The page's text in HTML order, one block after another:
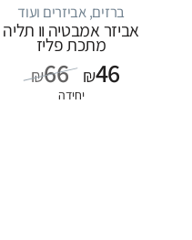
ברזים, אביזרים ועוד
אביזר אמבטיה וו תליה
מתכת פליז
₪66 ₪46
יחידה